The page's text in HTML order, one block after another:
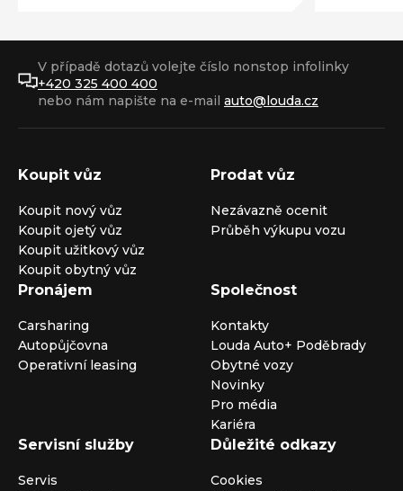
V případě dotazů volejte číslo nonstop infolinky
+420 325 400 400
nebo nám napište na e-mail auto@louda.cz
Koupit vůz
Koupit nový vůz
Koupit ojetý vůz
Koupit užitkový vůz
Koupit obytný vůz
Prodat vůz
Nezávazně ocenit
Průběh výkupu vozu
Pronájem
Carsharing
Autopůjčovna
Operativní leasing
Společnost
Kontakty
Louda Auto+ Poděbrady
Obytné vozy
Novinky
Pro média
Kariéra
Servisní služby
Servis
Důležité odkazy
Cookies